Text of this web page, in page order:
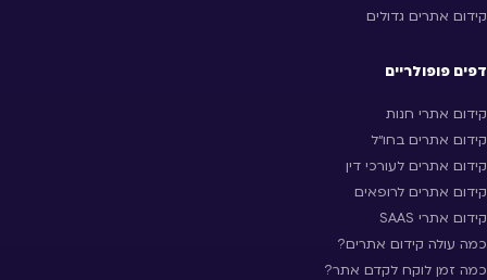
קידום אתרים גדולים
דפים פופולריים
קידום אתרי חנות
קידום אתרים בחו״ל
קידום אתרים לעורכי דין
קידום אתרים לרופאים
קידום אתרי SAAS
כמה עולה קידום אתרים?
כמה זמן לוקח לקדם אתר?